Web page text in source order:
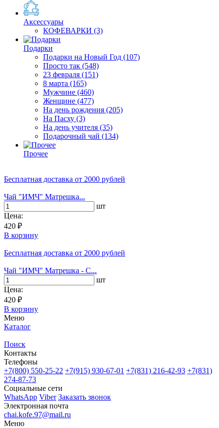
Аксессуары
КОФЕВАРКИ (3)
Подарки
Подарки на Новый Год (107)
Просто так (548)
23 февраля (151)
8 марта (165)
Мужчине (460)
Женщине (477)
На день рождения (205)
На Пасху (3)
На день учителя (35)
Подарочный чай (134)
Прочее
Бесплатная доставка от 2000 рублей
Чай "ИМЧ" Матрешка...
шт
Цена:
420 ₽
В корзину
Бесплатная доставка от 2000 рублей
Чай "ИМЧ" Матрешка - C...
шт
Цена:
420 ₽
В корзину
Меню
Каталог
Поиск
Контакты
Телефоны
+7(800) 550-25-22 +7(915) 930-67-01 +7(831) 216-42-93 +7(831)
274-87-73
Социальные сети
WhatsApp Viber Заказать звонок
Электронная почта
chai.kofe.97@mail.ru
Меню